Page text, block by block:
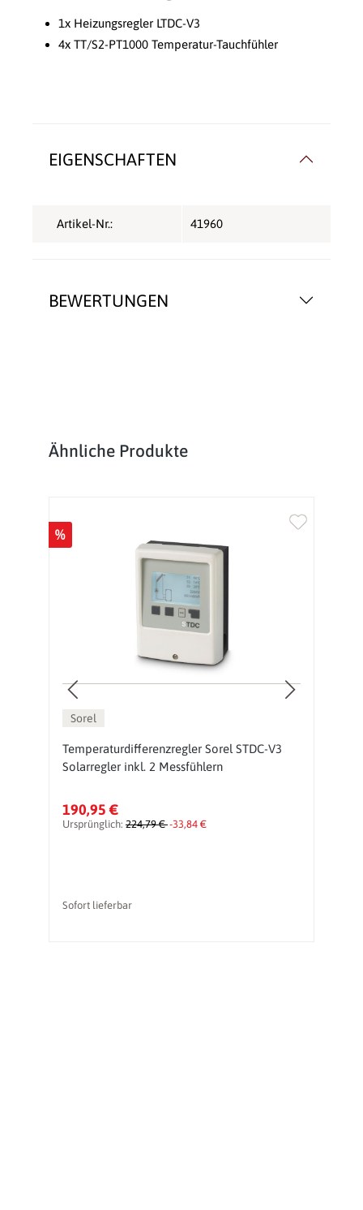
1x Heizungsregler LTDC-V3
4x TT/S2-PT1000 Temperatur-Tauchfühler
BEWERTUNGEN
EIGENSCHAFTEN
Artikel-Nr.: 41960
Produktgalerie überspringen
Ähnliche Produkte
%
Sorel
Temperaturdifferenzregler Sorel STDC-V3
Solarregler inkl. 2 Messfühlern
190,95 €
Ursprünglich: 224,79 €-33,84 €
Sofort lieferbar